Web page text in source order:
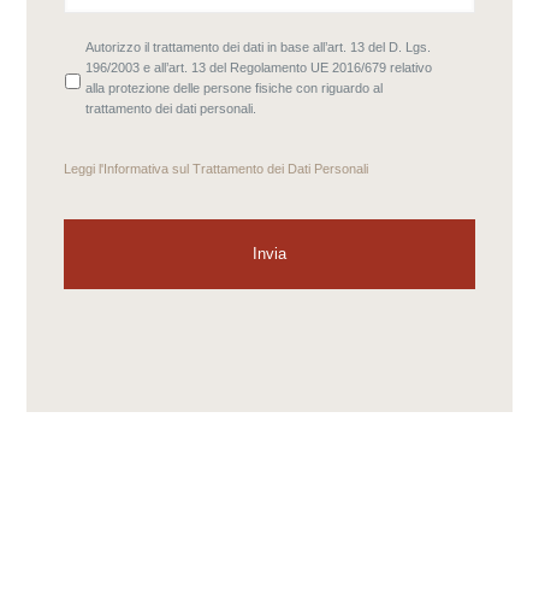
Autorizzo il trattamento dei dati in base all’art. 13 del D. Lgs.
196/2003 e all’art. 13 del Regolamento UE 2016/679 relativo
alla protezione delle persone fisiche con riguardo al
trattamento dei dati personali.
Leggi l'Informativa sul Trattamento dei Dati Personali